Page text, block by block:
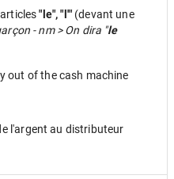
articles"le", "l'" (devant une
- nm > On dira "le
out of the cash machine
l'argent au distributeur